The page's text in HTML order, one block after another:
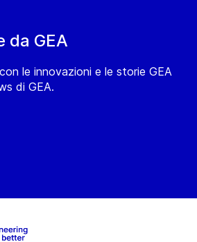
da GEA
le innovazioni e le storie GEA
di GEA.